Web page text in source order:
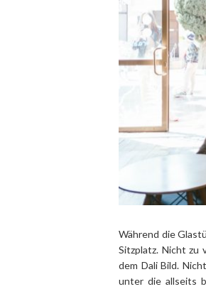
Während die
Sitzplatz. Nicht zu
dem Dali Bild.
unter die allseits